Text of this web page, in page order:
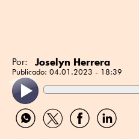
Por: Joselyn Herrera
Publicado: 04.01.2023 - 18:39
Compartir
por
Compartir
por
Compartir
por
Compartir
por